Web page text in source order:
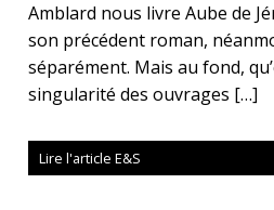
Amblard nous livre Aube de
son précédent roman,
séparément. Mais au fond,
singularité des ouvrages […]
Lire l'article E&S